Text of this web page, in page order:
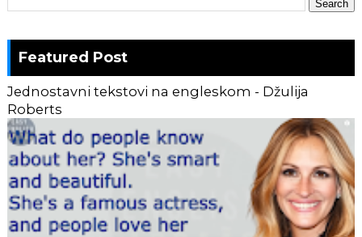
Featured Post
Jednostavni tekstovi na engleskom - Džulija
Roberts